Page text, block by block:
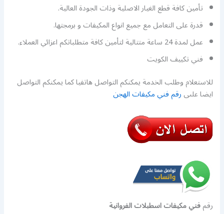
تأمين كافة قطع الغيار الاصلية وذات الجودة العالية.
قدرة على التعامل مع جميع انواع المكيفات و برمجتها.
عمل لمدة 24 ساعة متتالية لتأمين كافة متطلباتكم اعزائي العملاء.
فني تكييف الكويت
للاستعلام وطلب الخدمة يمكنكم التواصل هاتفيا كما يمكنكم التواصل
ايضا علىىرقم فني مكيفات الهجن
رقمفني مكيفات اسطبلات الفروانية